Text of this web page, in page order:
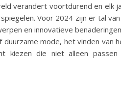
verandert voortdurend en elk
Voor 2024 zijn er tal
en innovatieve
mode, het vinden van
kiezen die niet alleen